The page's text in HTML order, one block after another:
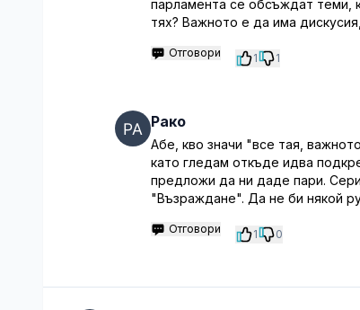
парламента се обсъждат теми,
тях? Важното е да има
Отговори 1 1
Рако
Абе, кво значи "все тая,
като гледам откъде идва
предложи да ни даде пари.
"Възраждане". Да не би някой
Отговори 1 0